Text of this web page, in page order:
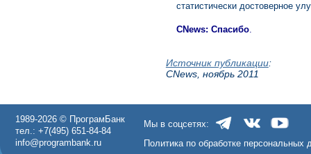
статистически достоверное
CNews: Спасибо.
Источник публикации:
CNews, ноябрь 2011
1989-2026 © ПрограмБанк
тел.: +7(495) 651-84-84
info@programbank.ru
Мы в соцсетях:
Политика по обработке персональных